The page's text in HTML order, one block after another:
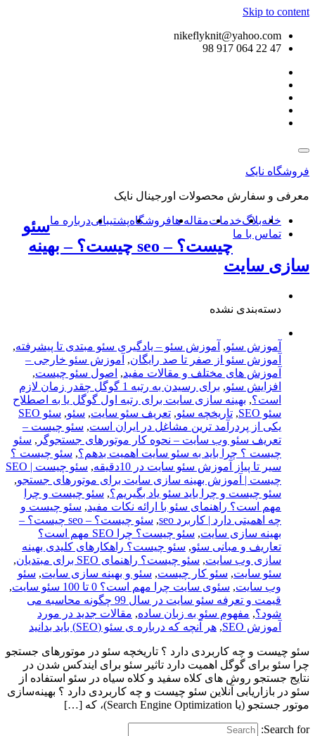
Skip to content
nikeflyknit@yahoo.com
47 22 064 917 98
فروشگاه نایک
معرفی و سفارش محصولات اورجینال نایک
خانهبلاگخدماتمقاله هافروشگاهپشتیبانیدرباره ما
تماس با ما
سئو
چیست؟ – seo چیست؟ – بهینه
سازی سایت
دسته‌بندی نشده
آموزش سئو, آموزش سئو – یادگیری سئو مبتدی تا پیشرفته,
آموزش سئو از صفر تا صد رایگان, آموزش سئو خارجی –
آموزش های مختلف و مقالات مفید, اصول سئو چیست,
افزایش سئو,
برای رسیدن به رتبه 1 گوگل چقدر زمان لازم
است؟, بهینه سازی سایت برای رتبه اول گوگل یا به اصطلاح
سئو SEO
, تاریخچه سئو,
, سئو,
سئو SEO
یکی از پردرآمد ترین مشاغل در ایران است, سئو چیست –
تعریف سئو وب سایت – نحوه کار موتورهای جستجوگر , سئو
چیست ؟ چرا باید به سئو سایت اهمیت بدهم؟, سئو چیست ؟
سیر تا پیاز آموزش سئو سایت در 10دقیقه
,
سئو چیست | SEO
چیست | آموزش بهینه سازی سایت برای موتورهای جستجو,
سئو چیست و چرا باید سئو یاد بگیریم؟, سئو چیست و چرا
مهم است؟ راهنمای سئو با ارائه نکات مفید, سئو چیست و
چه اهمیتی دارد | کاربرد seo
,
سئو چیست؟ – seo چیست؟ –
بهینه سازی سایت,
سئو چیست؟ چرا SEO مهم است؟
تعاریف و مبانی سئو, سئو چیست؟ راهکارهای کلیدی بهینه
سازی وب سایت, سئو چیست؟ راهنمای SEO برای مبتدیان
,
سئو سایت, سئو کار چیست, سئو و بهینه سازی سایت, سئو
وب سایت, سئوی سایت چرا مهم است؟ 0 تا 100 سئو سایت
,
قیمت و تعرفه سئو سایت در سال 99 چگونه محاسبه می
شود؟, مفهوم سئو به زبان ساده, مقالات جدید در مورد
آموزش SEO
, هر آنچه که درباره ی سئو (SEO) باید بدانید
سئو چیست و چه کاربردی دارد ؟ تاریخچه سئو در موتورهای جستجو
چرا سئو برای گوگل اهمیت دارد تاثیر سئو برای ایندکس شدن در
نتایج جستجو روش های کلاه سفید و کلاه سیاه در سئو استفاده از
سئو در بازاریابی آنلاین سئو چیست و چه کاربردی دارد ؟ بهینه‌سازی
موتور جستجو (یا Search Engine Optimization)، که […]
Search for: